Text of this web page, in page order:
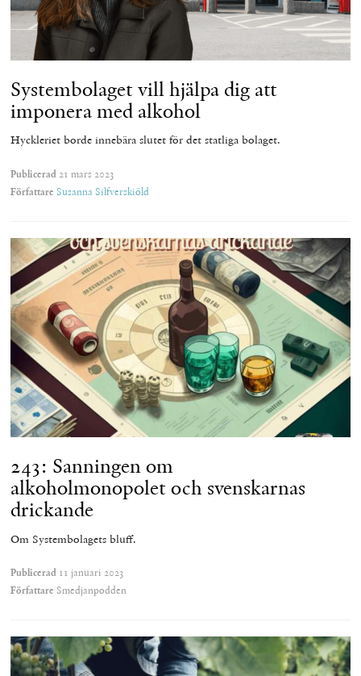
Systembolaget vill hjälpa dig att
imponera med alkohol
Hyckleriet borde innebära slutet för det statliga bolaget.
Publicerad 21 mars 2023
Författare Susanna Silfverskiöld
243: Sanningen om
alkoholmonopolet och svenskarnas
drickande
Om Systembolagets bluff.
Publicerad 11 januari 2023
Författare Smedjanpodden